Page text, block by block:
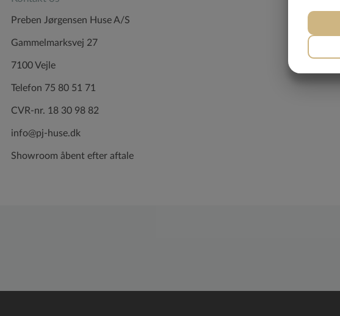
Preben Jørgensen Huse A/S
Gammelmarksvej 27
7100 Vejle
Telefon 75 80 51 71
CVR-nr. 18 30 98 82
info@pj-huse.dk
Showroom åbent efter aftale